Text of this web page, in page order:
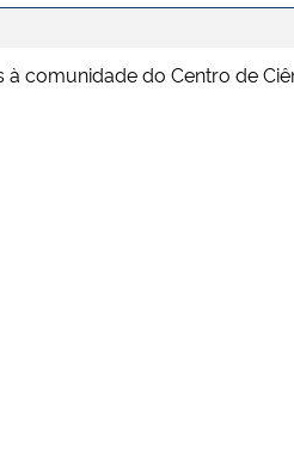
comunidade do Centro de